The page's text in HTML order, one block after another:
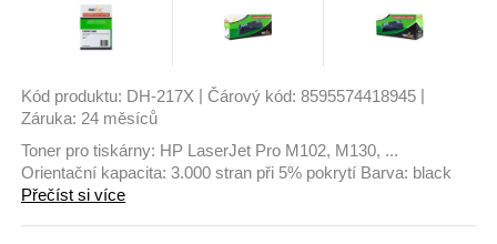
Kód produktu: DH-217X Čárový kód: 8595574418945
Záruka: 24 měsíců
Toner pro tiskárny: HP LaserJet Pro M102, M130, ...
Orientační kapacita: 3.000 stran při 5% pokrytí Barva: black
Přečíst si více